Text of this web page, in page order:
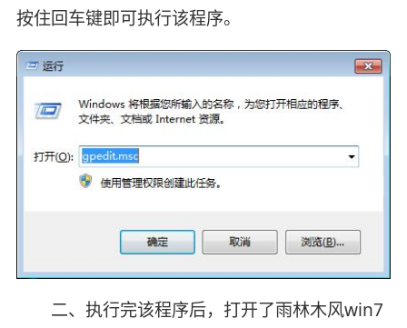
按住回车键即可执行该程序。
二、执行完该程序后，打开了雨林木风win7